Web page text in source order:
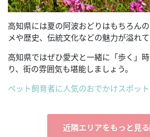
高知県には夏の阿波おどりはもちろん
メや歴史、伝統文化などの魅力が溢れて
高知県ではぜひ愛犬と一緒に「歩く」
り、街の雰囲気も堪能しましょう。
ペット飼育者に人気のおでかけスポッ
近隣エリアをもっと見る